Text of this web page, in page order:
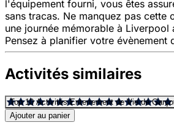
l'équipement fourni, vous êtes
sans tracas. Ne manquez pas cette
une journée mémorable à Liverpool
Pensez à planifier votre évènement
Activités similaires
Top 10 Activités Enterrement de Vie de
Ajouter au panier